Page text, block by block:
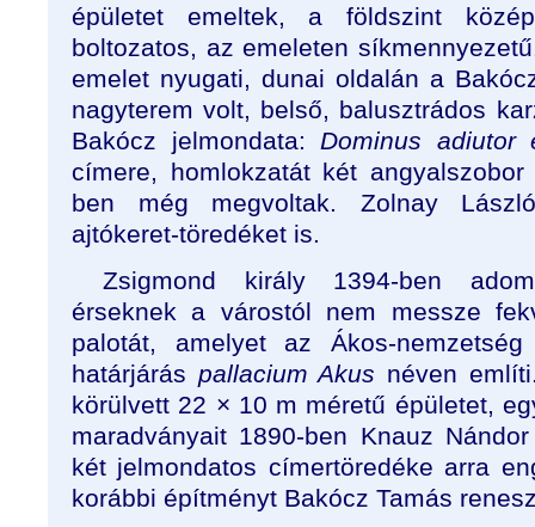
épületet emeltek, a földszint
boltozatos, az emeleten
emelet nyugati, dunai oldalán a
nagyterem volt, belső, balusztrádos
Bakócz jelmondata: Dominus adiutor
címere, homlokzatát két
ben még megvoltak. Zolnay
ajtókeret-töredéket is.
Zsigmond király 1394-ben
érseknek a várostól nem messze
palotát, amelyet az Ákos-
határjárás pallacium Akus néven
körülvett 22 × 10 m méretű épületet,
maradványait 1890-ben Knauz
két jelmondatos címertöredéke arra
korábbi építményt Bakócz Tamás